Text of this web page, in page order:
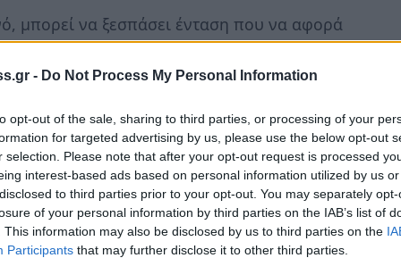
- Do Not Process My Personal Information
opt-out of the sale, sharing to third parties, or processing of your
for targeted advertising by us, please use the below opt-out
selection. Please note that after your opt-out request is processed
interest-based ads based on personal information utilized by us
to third parties prior to your opt-out. You may separately
of your personal information by third parties on the IAB’s list of
This information may also be disclosed by us to third parties on the
Participants that may further disclose it to other third parties.
μπορεί να ξεσπάσει ένταση που να αφορά
Σελήνης/Ουρανού θα σου